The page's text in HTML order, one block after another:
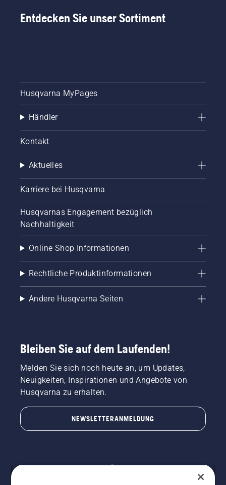
Entdecken Sie unser Sortiment
Husqvarna MyPages
Händler
Kontakt
Aktuelles
Karriere bei Husqvarna
Husqvarnas Engagement bezüglich
Nachhaltigkeit
Online Shop Informationen
Rechtliche Produktinformationen
Andere Husqvarna Seiten
Bleiben Sie auf dem Laufenden!
Melden Sie sich noch heute an, um Updates,
Neuigkeiten, Inspirationen und Angebote von
Husqvarna zu erhalten.
NEWSLETTERANMELDUNG